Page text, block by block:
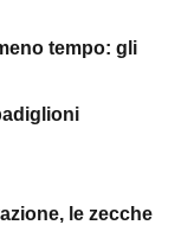
tempo: gli
le zecche